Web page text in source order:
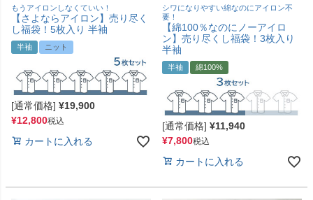
もうアイロンしなくていい！
【さよならアイロン】売り尽く
し福袋！5枚入り 半袖
半袖 ニット
[通常価格] ¥19,900
¥12,800税込
カートに入れる
シワになりやすい綿なのにアイロン不
要！
【綿100％なのにノーアイロ
ン】売り尽くし福袋！3枚入り
半袖
半袖 綿100%
[通常価格] ¥11,940
¥7,800税込
カートに入れる